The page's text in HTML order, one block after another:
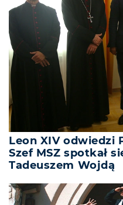
Leon XIV odwiedzi
Szef MSZ spotkał
Tadeuszem Wojdą